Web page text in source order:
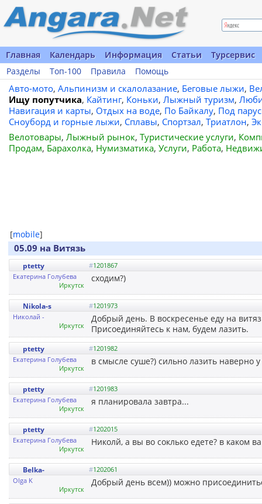
Главная Календарь Информация Статьи
Турсервис
Разделы
Топ-100 Правила Помощь
Авто-мото, Альпинизм и скалолазание, Беговые лыжи,
Ищу попутчика, Кайтинг, Коньки, Лыжный туризм,
Навигация и карты, Отдых на воде, По Байкалу, Под
Сноуборд и горные лыжи, Сплавы, Спортзал, Триатлон,
Велотовары, Лыжный рынок, Туристические услуги,
Продам, Барахолка, Нумизматика, Услуги, Работа,
[mobile]
05.09 на Витязь
ptetty #1201867
Екатерина Голубева
Иркутск
сходим?)
Nikola-s #1201973
Николай -
Иркутск
Добрый день. В воскресенье еду на
Присоединяйтесь к нам, будем лазить.
ptetty #1201982
Екатерина Голубева
Иркутск
в смысле суше?) сильно лазить наверно
ptetty #1201983
Екатерина Голубева
Иркутск
я планировала завтра...
ptetty #1202015
Екатерина Голубева
Иркутск
Николй, а вы во соклько едете? в каком
Belka- #1202061
Olga K
Иркутск
Добрый день всем)) можно